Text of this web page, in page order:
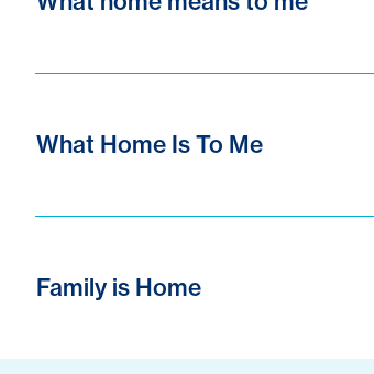
What Home Is To Me
Family is Home